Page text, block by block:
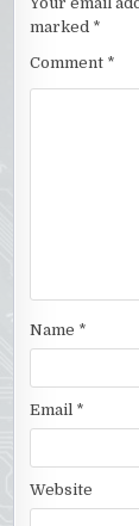
marked *
Comment *
Name *
Email *
Website